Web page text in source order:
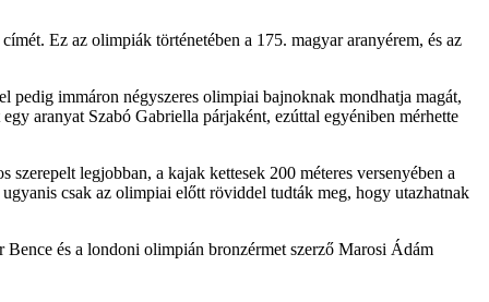
Ez az olimpiák történetében a 175. magyar aranyérem, és az
pedig immáron négyszeres olimpiai bajnoknak mondhatja magát,
aranyat Szabó Gabriella párjaként, ezúttal egyéniben mérhette
legjobban, a kajak kettesek 200 méteres versenyében a
csak az olimpiai előtt röviddel tudták meg, hogy utazhatnak
és a londoni olimpián bronzérmet szerző Marosi Ádám